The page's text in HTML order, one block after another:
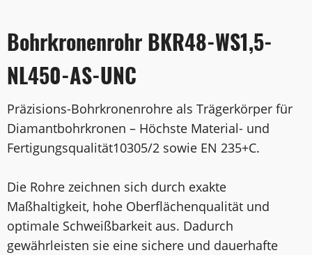
Bohrkronenrohr BKR48-WS1,5-
NL450-AS-UNC
Präzisions-Bohrkronenrohre als Trägerkörper für
Diamantbohrkronen – Höchste Material- und
Fertigungsqualität10305/2 sowie EN 235+C.
Die Rohre zeichnen sich durch exakte
Maßhaltigkeit, hohe Oberflächenqualität und
optimale Schweißbarkeit aus. Dadurch
gewährleisten sie eine sichere und dauerhafte